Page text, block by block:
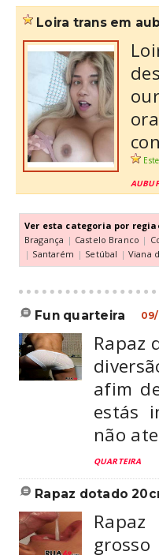
loira trans em
Ver esta categoria por
Bragança | Castelo Branco |
| Santarém | Setúbal | Viana
fun quarteira
Rapaz
afim
estás
não
QUARTEIRA
rapaz dotado